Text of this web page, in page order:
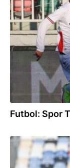
05.12.2021
Futbol: Spor
01.12.2021